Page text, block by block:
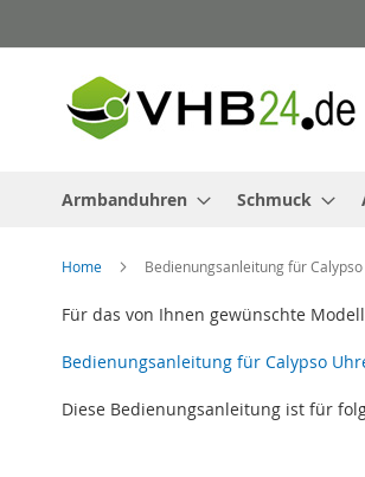
zum
Armbanduhren Schmuck
Home Bedienungsanleitung für
Für das von Ihnen gewünschte
Bedienungsanleitung für Calypso
Diese Bedienungsanleitung ist für